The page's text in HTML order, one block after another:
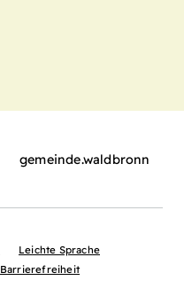
gemeinde.waldbronn
Leichte Sprache
Barrierefreiheit